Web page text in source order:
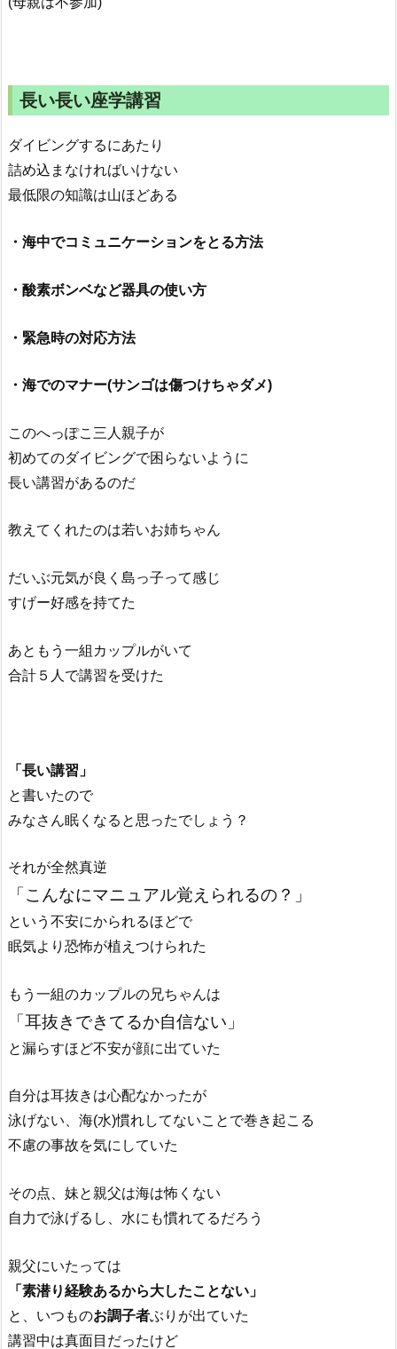
長い長い座学講習
ダイビングするにあたり
詰め込まなければいけない
最低限の知識は山ほどある
・海中でコミュニケーションをとる方法
・酸素ボンベなど器具の使い方
・緊急時の対応方法
・海でのマナー(サンゴは傷つけちゃダメ)
このへっぽこ三人親子が
初めてのダイビングで困らないように
長い講習があるのだ
教えてくれたのは若いお姉ちゃん
だいぶ元気が良く島っ子って感じ
すげー好感を持てた
あともう一組カップルがいて
合計５人で講習を受けた
「長い講習」
と書いたので
みなさん眠くなると思ったでしょう？
それが全然真逆
「こんなにマニュアル覚えられるの？」
という不安にかられるほどで
眠気より恐怖が植えつけられた
もう一組のカップルの兄ちゃんは
「耳抜きできてるか自信ない」
と漏らすほど不安が顔に出ていた
自分は耳抜きは心配なかったが
泳げない、海(水)慣れしてないことで巻き起こる
不慮の事故を気にしていた
その点、妹と親父は海は怖くない
自力で泳げるし、水にも慣れてるだろう
親父にいたっては
「素潜り経験あるから大したことない」
と、いつものお調子者ぶりが出ていた
講習中は真面目だったけど